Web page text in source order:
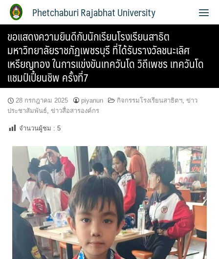
Phetchaburi Rajabhat University
ขอแสดงความยินดีกับนักเรียนโรงเรียนสาธิต
มหาวิทยาลัยราชภัฏเพชรบุรี ที่ได้รับรางวัลชนะเลิศ
เหรียญทอง ในการแข่งขันเทควันโด วิถีเพชร เทควันโด
แชมป์เปี้ยนชิพ ครั้งที่7
28 กรกฎาคม 2025 piyanun กิจกรรมโรงเรียนสาธิตฯ, ข่าว
ประชาสัมพันธ์, ข่าวสื่อสารองค์กร
จำนวนผู้ชม : 5